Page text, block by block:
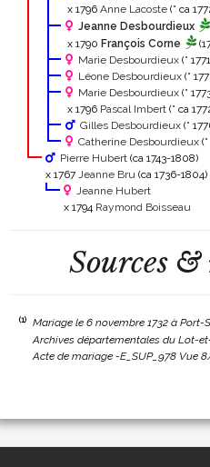
x 1796 Anne Lacoste (° ca
Jeanne Desbourdieux
x 1790 François Corne
Marie Desbourdieux (°
Léone Desbourdieux (°
Marie Desbourdieux (°
x 1796 Pascal Imbert (° ca
Gilles Desbourdieux (°
Catherine Desbourdieux
Pierre Hubert (ca 1743-1808)
x 1767 Jeanne Bru (ca 1736-1804)
Jeanne Hubert
x 1794 Raymond Boisseau
Sources &
(1)
Mariage le 6 novembre 1732 à Port-
Archives départementales du Lot-
Acte de mariage -E_SUP_978 Vue